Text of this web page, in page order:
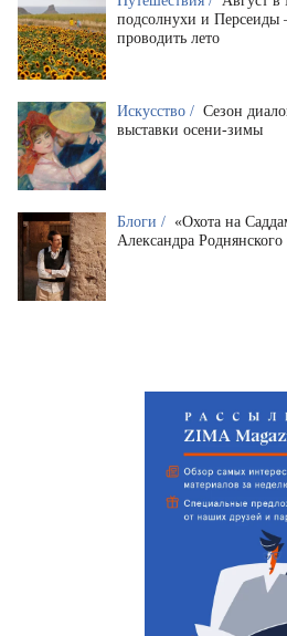
подсолнухи и Персеиды
проводить лето
Искусство / Сезон
выставки осени-зимы
Блоги / «Охота на
Александра